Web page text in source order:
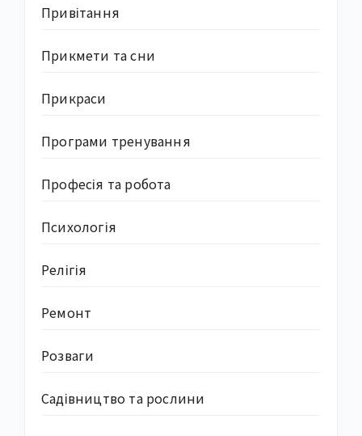
Привітання
Прикмети та сни
Прикраси
Програми тренування
Професія та робота
Психологія
Релігія
Ремонт
Розваги
Садівництво та рослини